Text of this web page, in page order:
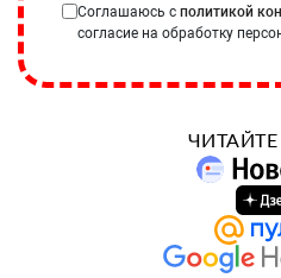
Соглашаюсь с политикой
согласие на обработку
ЧИТАЙТЕ